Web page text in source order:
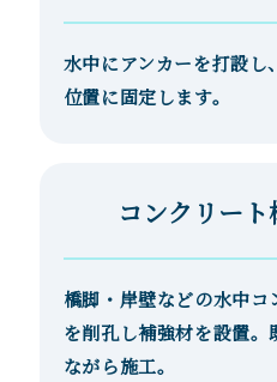
水中にアンカーを打設し
位置に固定します。
コンクリー
橋脚・岸壁などの水中コ
を削孔し補強材を設置。
ながら施工。